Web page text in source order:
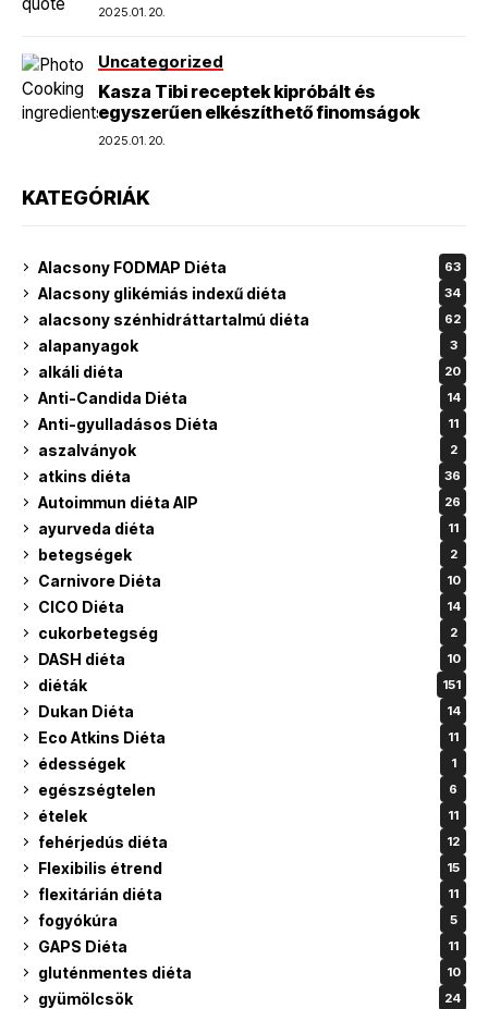
2025.01.20.
Uncategorized
Kasza Tibi receptek kipróbált és
egyszerűen elkészíthető finomságok
2025.01.20.
KATEGÓRIÁK
Alacsony FODMAP Diéta 63
Alacsony glikémiás indexű diéta 34
alacsony szénhidráttartalmú diéta 62
alapanyagok 3
alkáli diéta 20
Anti-Candida Diéta 14
Anti-gyulladásos Diéta 11
aszalványok 2
atkins diéta 36
Autoimmun diéta AIP 26
ayurveda diéta 11
betegségek 2
Carnivore Diéta 10
CICO Diéta 14
cukorbetegség 2
DASH diéta 10
diéták 151
Dukan Diéta 14
Eco Atkins Diéta 11
édességek 1
egészségtelen 6
ételek 11
fehérjedús diéta 12
Flexibilis étrend 15
flexitárián diéta 11
fogyókúra 5
GAPS Diéta 11
gluténmentes diéta 10
gyümölcsök 24